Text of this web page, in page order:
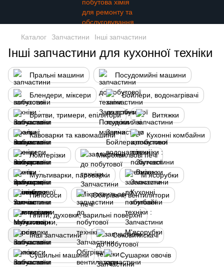
Каталог Запчастини Інші запчастини
Інші запчастини для кухонної техніки
Пральні машини Посудомийні машини
Блендери, міксери Бойлери, водонагрівачі
Бритви, тримери, епілятори Витяжки
Кавоварки та кавомашини Кухонні комбайни
Ломтерізки Мікрохвильові печі
Мультиварки, пароварки М'ясорубки
Пилососи Обігрівачі, вентилятори
Плити, духовки, варильні поверхні
Інші запчастини Соковитискачі
Сушильні машини Сушарки овочів